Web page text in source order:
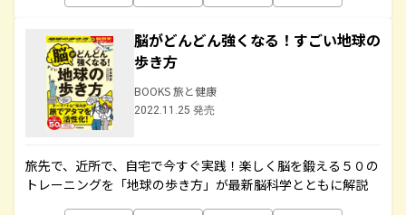
脳がどんどん強くなる！すごい地球の
歩き方
BOOKS 旅と健康
2022.11.25 発売
旅先で、近所で、自宅で今すぐ実践！楽しく脳を鍛える５０の
トレーニングを「地球の歩き方」が最新脳科学とともに解説